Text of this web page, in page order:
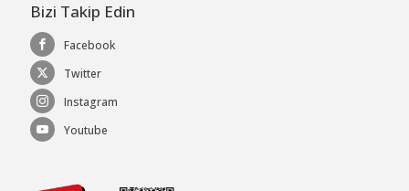
Bizi Takip Edin
Facebook
Twitter
Instagram
Youtube